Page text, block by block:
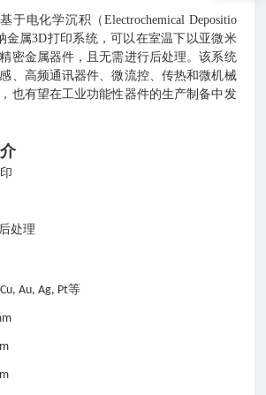
于电化学沉积（Electrochemical Depositio
金属3D打印系统，可以在室温下以亚微米
密金属器件，且无需进行后处理。该系统
、高频通讯器件、微流控、传热和微机械
也有望在工业功能性器件的生产制备中发
处理
Cu, Au, Ag, Pt等
m
m